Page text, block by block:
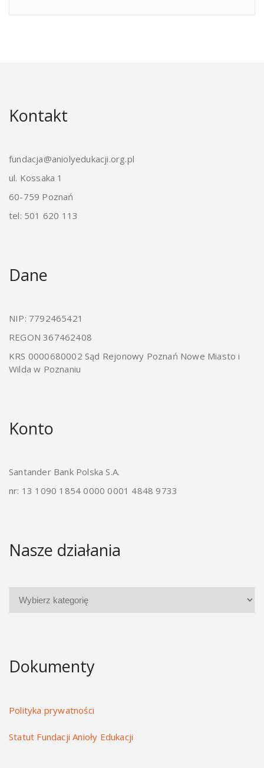
Kontakt
fundacja@aniolyedukacji.org.pl
ul. Kossaka 1
60-759 Poznań
tel: 501 620 113
Dane
NIP: 7792465421
REGON 367462408
KRS 0000680002 Sąd Rejonowy Poznań Nowe Miasto i
Wilda w Poznaniu
Konto
Santander Bank Polska S.A.
nr: 13 1090 1854 0000 0001 4848 9733
Nasze działania
Dokumenty
Polityka prywatności
Statut Fundacji Anioły Edukacji